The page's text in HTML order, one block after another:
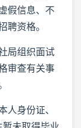
假信息、不
聘资格。
局组织面试
审查有关事
人身份证、